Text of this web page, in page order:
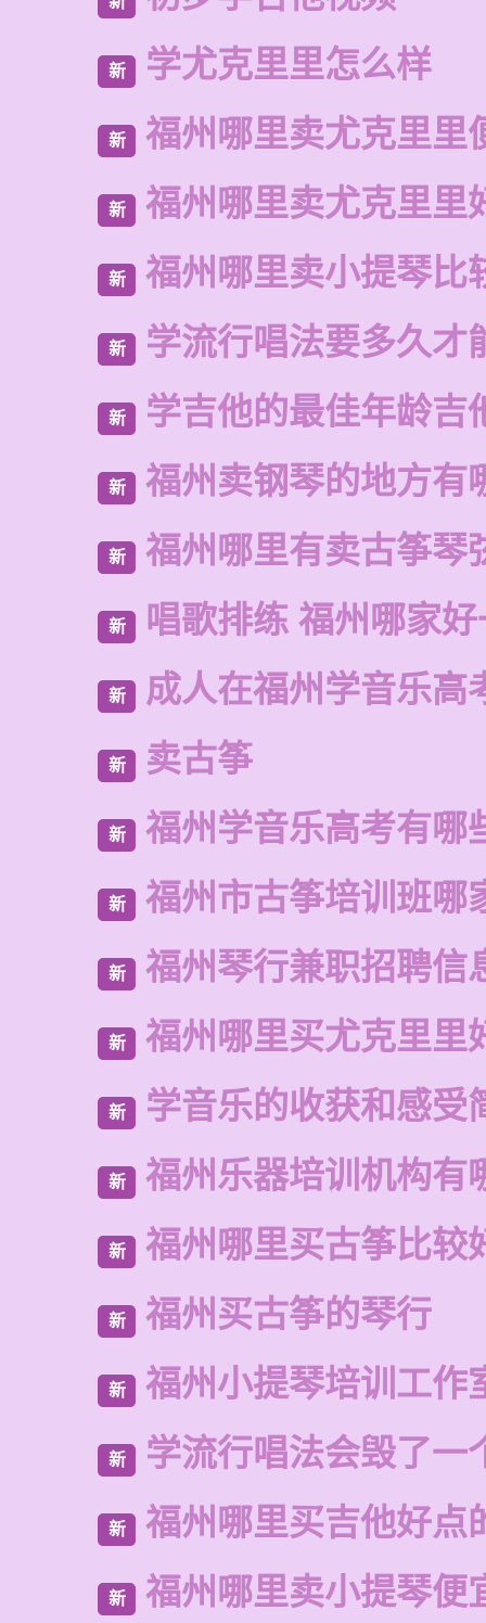
新 学尤克里里怎么样
新 福州哪里卖尤克里里
新 福州哪里卖尤克里里
新 福州哪里卖小提琴比
新 学流行唱法要多久才
新 学吉他的最佳年龄吉
新 福州卖钢琴的地方有
新 福州哪里有卖古筝琴
新 唱歌排练 福州哪家
新 成人在福州学音乐高
新 卖古筝
新 福州学音乐高考有哪
新 福州市古筝培训班哪
新 福州琴行兼职招聘信
新 福州哪里买尤克里里
新 学音乐的收获和感受
新 福州乐器培训机构有
新 福州哪里买古筝比较
新 福州买古筝的琴行
新 福州小提琴培训工作
新 学流行唱法会毁了一
新 福州哪里买吉他好点
新 福州哪里卖小提琴便